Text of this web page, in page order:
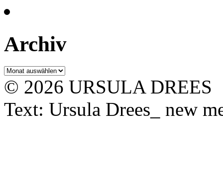
Archiv
Archiv
© 2026 URSULA DREES
Text: Ursula Drees_ new